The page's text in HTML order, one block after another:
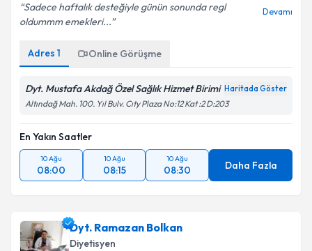
Sadece haftalık desteğiyle günün sonunda regl
oldummm emekleri...
Devamı
Adres 1 Online Görüşme
Dyt. Mustafa Akdağ Özel Sağlık Hizmet Birimi Haritada Göster
Altındağ Mah. 100. Yıl Bulv. Cıty Plaza No:12 Kat :2 D:203
En Yakın Saatler
10 Ağu
08:00
10 Ağu
08:15
10 Ağu
08:30 Daha Fazla
Dyt. Ramazan Bolkan
Diyetisyen